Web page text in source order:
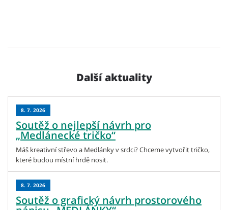
Další aktuality
8. 7. 2026
Soutěž o nejlepší návrh pro
„Medlánecké tričko“
Máš kreativní střevo a Medlánky v srdci? Chceme vytvořit tričko,
které budou místní hrdě nosit.
8. 7. 2026
Soutěž o grafický návrh prostorového